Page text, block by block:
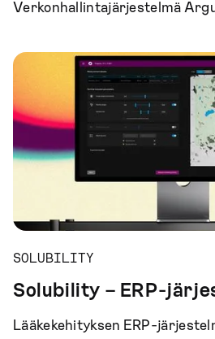
Verkonhallintajärjestelmä
SOLUBILITY
Solubility – ERP-
Lääkekehityksen ERP-